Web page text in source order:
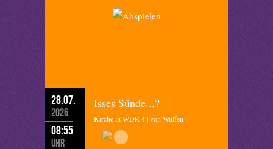
28.07.
2026
08:55
Uhr
Isses Sünde...?
Kirche in WDR 4 | von Wulfen